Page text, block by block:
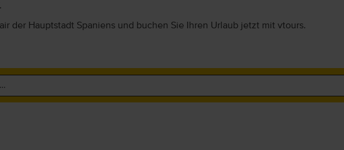
der Hauptstadt Spaniens und buchen Sie Ihren Urlaub jetzt mit vtours.